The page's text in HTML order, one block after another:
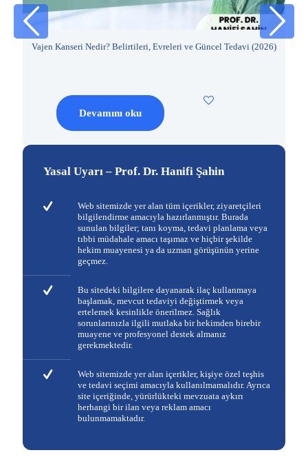
Vajen Kanseri Nedir? Belirtileri, Evreleri ve Güncel Tedavi (2026)
Devamını oku
Yasal Uyarı – Prof. Dr. Hanifi Şahin
Web sitemizde yer alan tüm içerikler, ziyaretçileri
bilgilendirme amacıyla hazırlanmıştır. Burada
sunulan bilgiler; tanı koyma, tedavi planlama veya
tıbbi müdahale amacı taşımaz ve hiçbir şekilde
hekim muayenesi ya da uzman görüşünün yerine
geçmez.
Bu sitedeki bilgilere dayanarak ilaç kullanmaya
başlamak, mevcut tedaviyi değiştirmek veya
ertelemek kesinlikle önerilmez. Sağlık
sorunlarınızla ilgili mutlaka bir hekimden birebir
muayene ve profesyonel destek almanız
gerekmektedir.
Web sitemizde yer alan içerikler, kişiye özel teşhis
ve tedavi seçimi amacıyla kullanılmamalıdır. Ayrıca
site içeriğinde, yürürlükteki mevzuata aykırı
herhangi bir ilan veya reklam amacı
bulunmamaktadır.